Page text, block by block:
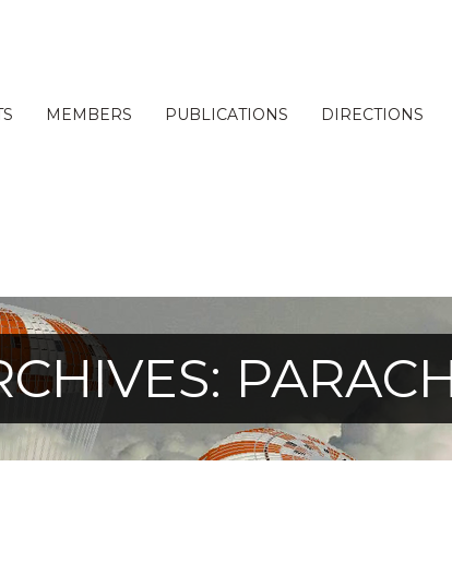
MEMBERS PUBLICATIONS DIRECTIONS